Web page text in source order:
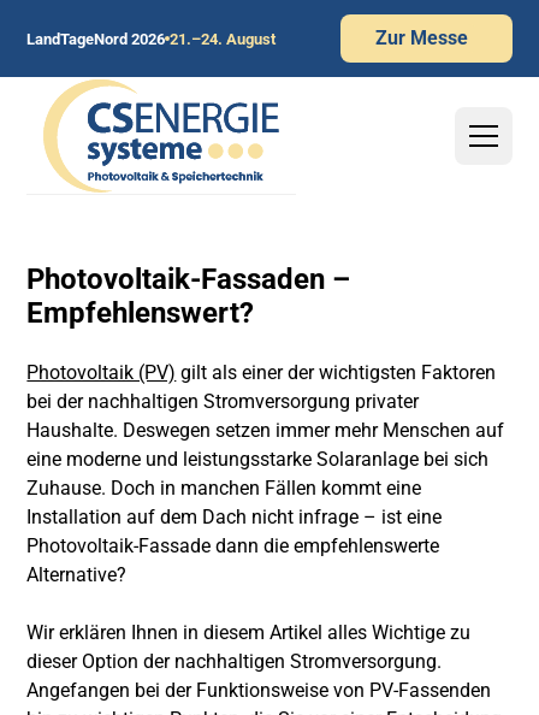
LandTageNord 2026 21.–24. August Zur Messe
Photovoltaik-Fassaden –
Empfehlenswert?
Photovoltaik (PV) gilt als einer der wichtigsten Faktoren
bei der nachhaltigen Stromversorgung privater
Haushalte. Deswegen setzen immer mehr Menschen auf
eine moderne und leistungsstarke Solaranlage bei sich
Zuhause. Doch in manchen Fällen kommt eine
Installation auf dem Dach nicht infrage – ist eine
Photovoltaik-Fassade dann die empfehlenswerte
Alternative?
Wir erklären Ihnen in diesem Artikel alles Wichtige zu
dieser Option der nachhaltigen Stromversorgung.
Angefangen bei der Funktionsweise von PV-Fassenden